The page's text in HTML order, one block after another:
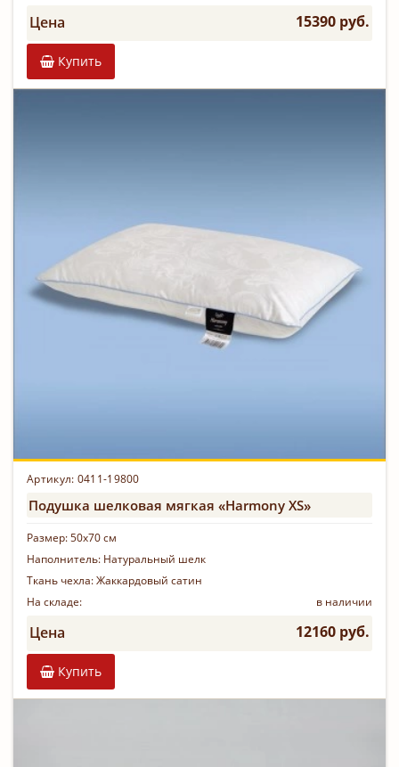
Цена 15390 руб.
Купить
Артикул: 0411-19800
Подушка шелковая мягкая «Harmony XS»
Размер:50х70 см
Наполнитель: Натуральный шелк
Ткань чехла:Жаккардовый сатин
На складе:
в наличии
Цена 12160 руб.
Купить